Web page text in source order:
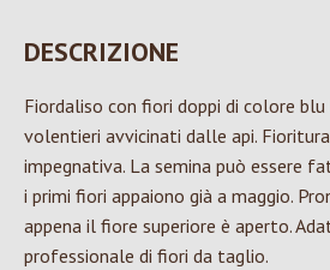
DESCRIZIONE
Fiordaliso con fiori doppi di colore
volentieri avvicinati dalle api.
impegnativa. La semina può essere
i primi fiori appaiono già a maggio.
appena il fiore superiore è aperto.
professionale di fiori da taglio.